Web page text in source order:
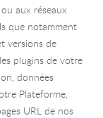
aux réseaux
que notamment
versions de
plugins de votre
données
Plateforme,
URL de nos